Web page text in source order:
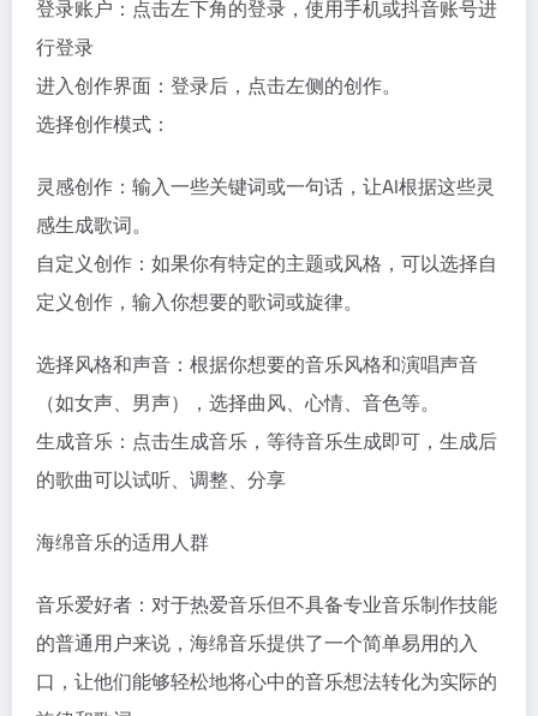
登录账户：点击左下角的登录，使用手机或抖音账号进
行登录
进入创作界面：登录后，点击左侧的创作。
选择创作模式：
灵感创作：输入一些关键词或一句话，让AI根据这些灵
感生成歌词。
自定义创作：如果你有特定的主题或风格，可以选择自
定义创作，输入你想要的歌词或旋律。
选择风格和声音：根据你想要的音乐风格和演唱声音
（如女声、男声），选择曲风、心情、音色等。
生成音乐：点击生成音乐，等待音乐生成即可，生成后
的歌曲可以试听、调整、分享
海绵音乐的适用人群
音乐爱好者：对于热爱音乐但不具备专业音乐制作技能
的普通用户来说，海绵音乐提供了一个简单易用的入
口，让他们能够轻松地将心中的音乐想法转化为实际的